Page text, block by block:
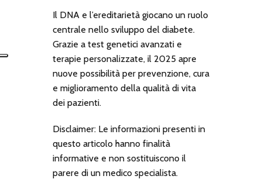
Il DNA e l’ereditarietà giocano un ruolo
centrale nello sviluppo del diabete.
Grazie a test genetici avanzati e
terapie personalizzate, il 2025 apre
nuove possibilità per prevenzione, cura
e miglioramento della qualità di vita
dei pazienti.
Disclaimer: Le informazioni presenti in
questo articolo hanno finalità
informative e non sostituiscono il
parere di un medico specialista.